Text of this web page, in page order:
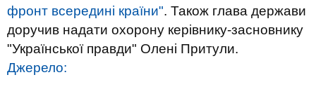
фронт всередині країни". Також глава держави
доручив надати охорону керівнику-засновнику
"Української правди" Олені Притули.
Джерело: